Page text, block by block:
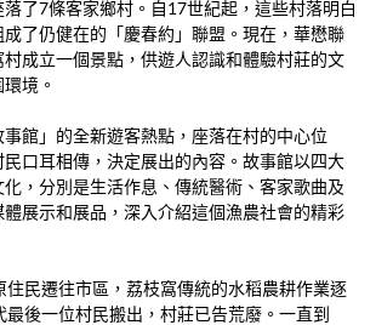
了7條客家鄉村。自17世紀起，這些村落明白
了仍健在的「慶春約」聯盟。現在，華懋聯
成立一個景點，供遊人認識和體驗村莊的文
境。
館」的全新遊客熱點，座落在村的中心位
口耳相傳，決定展出的內容。故事館以四大
，分別是生活作息、傳統醫術、客家歌曲及
展示和展品，深入介紹這個漁農社會的精彩
住民遷往市區，荔枝窩傳統的水稻農耕作業逐
後一位村民搬出，村莊已告荒廢。一直到